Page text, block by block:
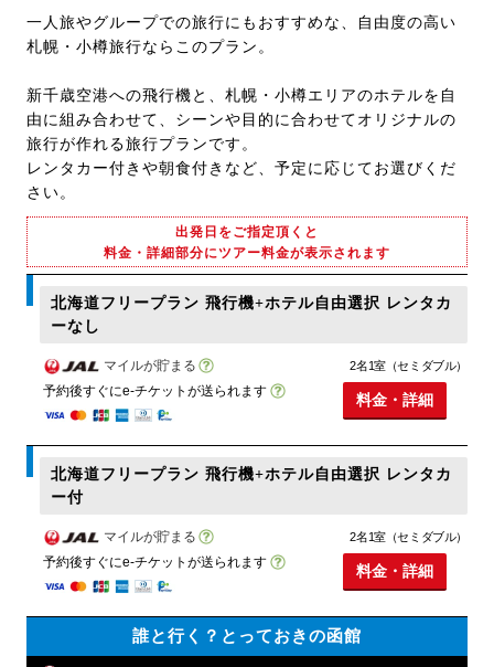
一人旅やグループでの旅行にもおすすめな、自由度の高い
札幌・小樽旅行ならこのプラン。
新千歳空港への飛行機と、札幌・小樽エリアのホテルを自
由に組み合わせて、シーンや目的に合わせてオリジナルの
旅行が作れる旅行プランです。
レンタカー付きや朝食付きなど、予定に応じてお選びくだ
さい。
出発日をご指定頂くと
料金・詳細部分にツアー料金が表示されます
北海道フリープラン 飛行機+ホテル自由選択 レンタカ
ーなし
マイルが貯まる
予約後すぐにe-チケットが送られます
2名1室（セミダブル）
料金・詳細
北海道フリープラン 飛行機+ホテル自由選択 レンタカ
ー付
マイルが貯まる
予約後すぐにe-チケットが送られます
2名1室（セミダブル）
料金・詳細
誰と行く？とっておきの函館